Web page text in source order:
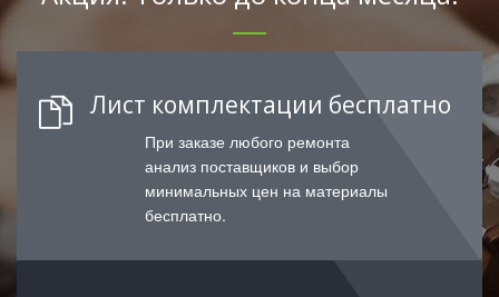
Лист комплектации бесплатно
При заказе любого ремонта
анализ поставщиков и выбор
минимальных цен на материалы
бесплатно.